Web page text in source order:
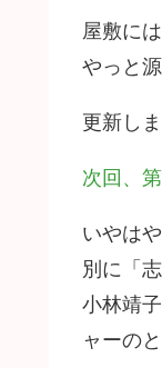
屋敷に
やっと
更新し
次回、
いやは
別に「
小林靖
ャーの